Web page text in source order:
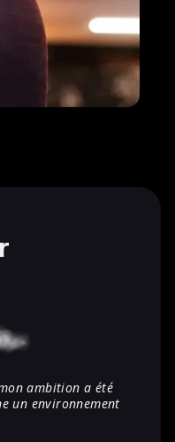
ambition a été
un environnement